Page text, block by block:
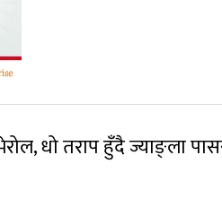
धो तराप हुँदै ज्याङ्ला